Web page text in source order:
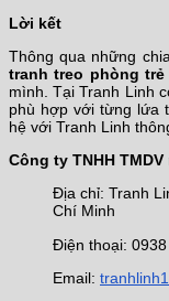
Lời kết
Thông qua những
tranh treo phòng trẻ
mình. Tại Tranh Linh
phù hợp với từng lứa
hệ với Tranh Linh
Công ty TNHH
Địa chỉ: Tranh
Chí Minh
Điện thoại:
Email: